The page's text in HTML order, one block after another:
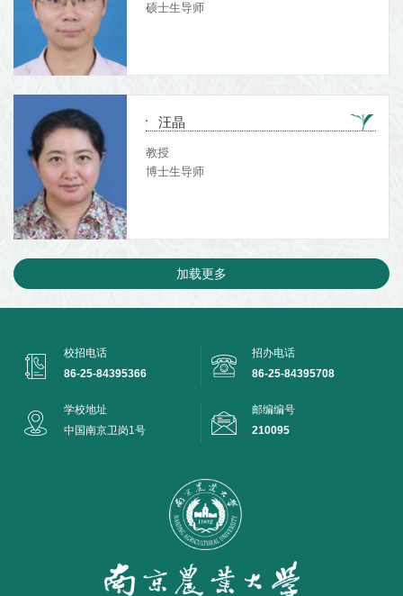
硕士生导师
汪晶
教授
博士生导师
加载更多
校招电话
86-25-84395366
招办电话
86-25-84395708
学校地址
中国南京卫岗1号
邮编编号
210095